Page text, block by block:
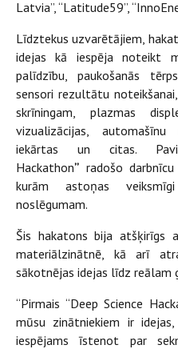
Latvia”, “Latitude59”,
Līdztekus uzvarētājiem,
idejas kā iespēja noteikt
palīdzību, paukošanās
sensori rezultātu
skrīningam, plazmas
vizualizācijas,
iekārtas un citas.
Hackathon” radošo
kurām astoņas
noslēgumam.
Šis hakatons bija atšķirīgs
materiālzinātnē, kā arī
sākotnējas idejas līdz reālam
“Pirmais “Deep Science
mūsu zinātniekiem ir
iespējams īstenot par